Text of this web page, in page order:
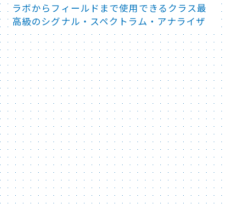
ラボからフィールドまで使用できるクラス最
高級のシグナル・スペクトラム・アナライザ